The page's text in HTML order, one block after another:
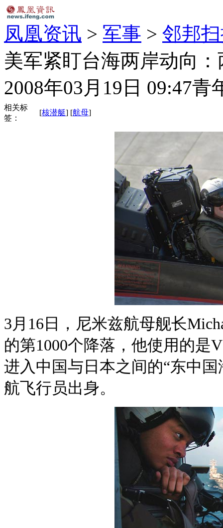
凤凰资讯 > 军事 > 邻邦
美军紧盯台海两岸动向
2008年03月19日 09:47青
相关标
签：
[核潜艇] [航母]
3月16日，尼米兹航母舰长
的第1000个降落，他使用的是
进入中国与日本之间的“东中
航飞行员出身。